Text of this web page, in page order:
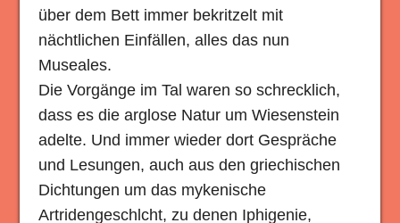
über dem Bett immer bekritzelt mit
nächtlichen Einfällen, alles das nun
Museales.
Die Vorgänge im Tal waren so schrecklich,
dass es die arglose Natur um Wiesenstein
adelte. Und immer wieder dort Gespräche
und Lesungen, auch aus den griechischen
Dichtungen um das mykenische
Artridengeschlcht, zu denen Iphigenie,